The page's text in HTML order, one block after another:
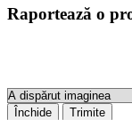
Raportează o
Închide Trimite